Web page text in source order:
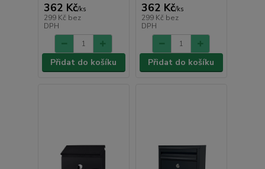
362 Kč/ks
299 Kč bez
DPH
Přidat do košíku
362 Kč/ks
299 Kč bez
DPH
Přidat do košíku